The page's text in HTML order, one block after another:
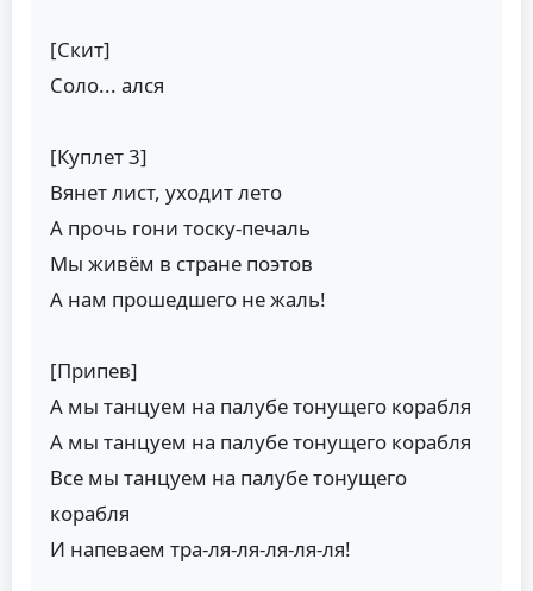
[Скит]
Соло... ался
[Куплет 3]
Вянет лист, уходит лето
А прочь гони тоску-печаль
Мы живём в стране поэтов
А нам прошедшего не жаль!
[Припев]
А мы танцуем на палубе тонущего корабля
А мы танцуем на палубе тонущего корабля
Все мы танцуем на палубе тонущего
корабля
И напеваем тра-ля-ля-ля-ля-ля!